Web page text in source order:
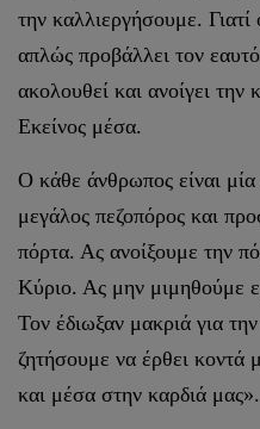
την καλλιεργήσουμε.
απλώς προβάλλει τον
ακολουθεί και ανοίγει την
Εκείνος μέσα.
Ο κάθε άνθρωπος είναι
μεγάλος πεζοπόρος και
πόρτα. Ας ανοίξουμε την
Κύριο. Ας μην μιμηθούμε
Τον έδιωξαν μακριά για
ζητήσουμε να έρθει κοντά
και μέσα στην καρδιά μας».